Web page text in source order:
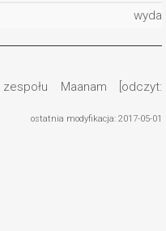
Maanam [odczyt:
ostatnia modyfikacja: 2017-05-01